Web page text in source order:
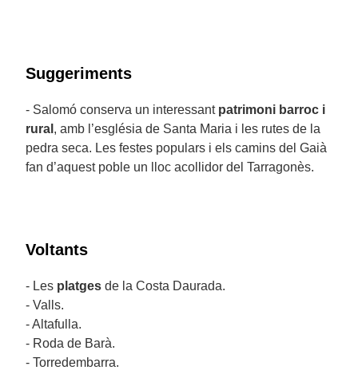
Suggeriments
- Salomó conserva un interessant patrimoni barroc i
rural , amb l’església de Santa Maria i les rutes de la
pedra seca. Les festes populars i els camins del Gaià
fan d’aquest poble un lloc acollidor del Tarragonès.
Voltants
- Les platges de la Costa Daurada.
- Valls.
- Altafulla.
- Roda de Barà.
- Torredembarra.